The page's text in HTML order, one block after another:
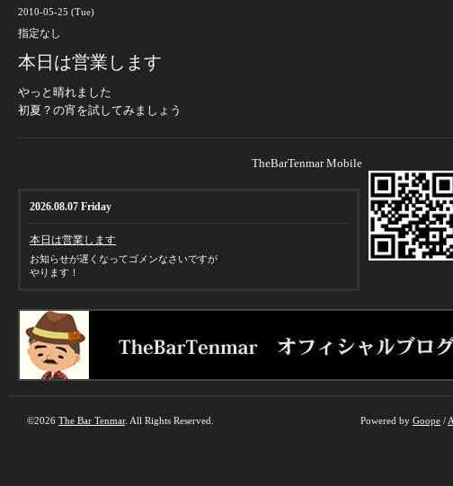
2010-05-25 (Tue)
指定なし
本日は営業します
やっと晴れました
初夏？の宵を試してみましょう
2026.08.07 Friday
本日は営業します
お知らせが遅くなってゴメンなさいですが
やります！
TheBarTenmar Mobile
©2026 The Bar Tenmar. All Rights Reserved. Powered by Goope /